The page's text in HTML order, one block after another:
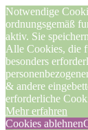
Notwendige
ordnungsgemäß
aktiv. Sie
Alle Cookies, die
besonders
& andere
erforderliche
Mehr erfahren
Cookies ablehnen